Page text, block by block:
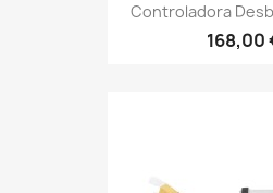
Controladora
168,00